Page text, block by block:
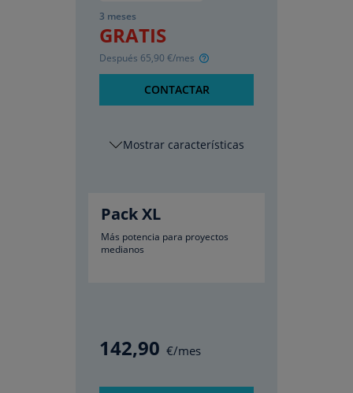
3 meses
GRATIS
Después 65,90 €/mes
CONTACTAR
características
Pack XL
Más potencia para proyectos
medianos
142,90 €/mes